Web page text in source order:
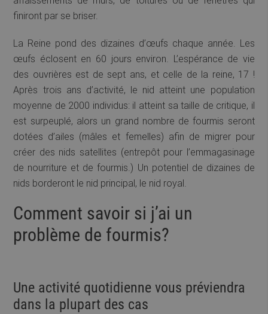
finiront par se briser.
La Reine pond des dizaines d’œufs chaque année. Les
œufs éclosent en 60 jours environ. L’espérance de vie
des ouvrières est de sept ans, et celle de la reine, 17 !
Après trois ans d’activité, le nid atteint une population
moyenne de 2000 individus: il atteint sa taille de critique, il
est surpeuplé, alors un grand nombre de fourmis seront
dotées d’ailes (mâles et femelles) afin de migrer pour
créer des nids satellites (entrepôt pour l’emmagasinage
de nourriture et de fourmis.) Un potentiel de dizaines de
nids borderont le nid principal, le nid royal.
Comment savoir si j’ai un
problème de fourmis?
Une activité quotidienne vous préviendra
dans la plupart des cas